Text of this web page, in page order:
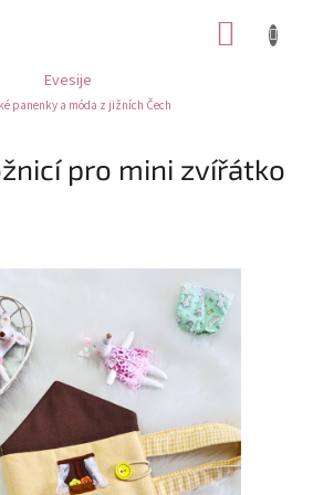
Evesije
panenky a móda z jižních Čech
pro mini zvířátko